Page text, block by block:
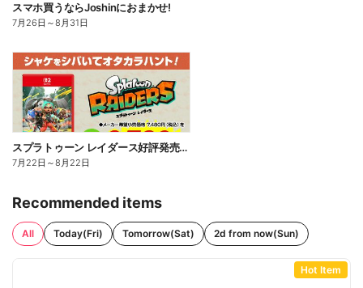
スマホ買うならJoshinにおまかせ!
7月26日 ～8月31日
スプラトゥーン レイダース好評発売中!
7月22日 ～8月22日
Recommended items
All Today(Fri) Tomorrow(Sat) 2d from now(Sun)
Hot Item